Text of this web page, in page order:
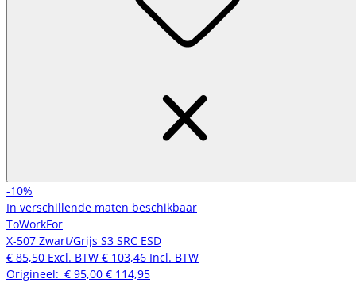
-10%
In verschillende maten beschikbaar
ToWorkFor
X-507 Zwart/Grijs S3 SRC ESD
€ 85,50 Excl. BTW € 103,46 Incl. BTW
Origineel: € 95,00 € 114,95